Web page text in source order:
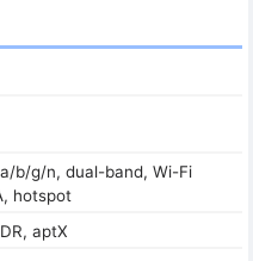
a/b/g/n, dual-band, Wi-Fi
hotspot
aptX